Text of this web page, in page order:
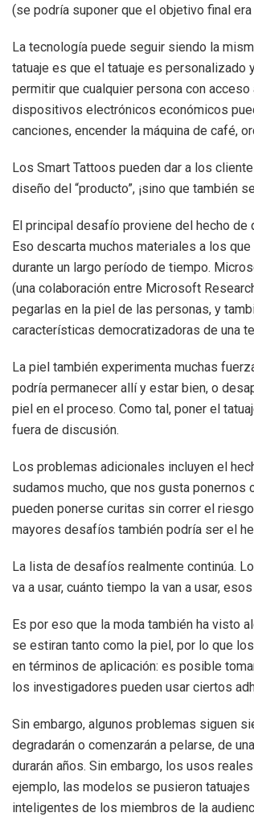
(se podría suponer que el objetivo final
La tecnología puede seguir siendo la
tatuaje es que el tatuaje es personalizado
permitir que cualquier persona con
dispositivos electrónicos económicos
canciones, encender la máquina de café,
Los Smart Tattoos pueden dar a los
diseño del “producto”, ¡sino que también
El principal desafío proviene del hecho
Eso descarta muchos materiales a los
durante un largo período de tiempo.
(una colaboración entre Microsoft
pegarlas en la piel de las personas, y
características democratizadoras de una
La piel también experimenta muchas
podría permanecer allí y estar bien, o
piel en el proceso. Como tal, poner el
fuera de discusión.
Los problemas adicionales incluyen el
sudamos mucho, que nos gusta
pueden ponerse curitas sin correr el
mayores desafíos también podría ser el
La lista de desafíos realmente continúa.
va a usar, cuánto tiempo la van a usar,
Es por eso que la moda también ha visto
se estiran tanto como la piel, por lo que
en términos de aplicación: es posible
los investigadores pueden usar ciertos
Sin embargo, algunos problemas siguen
degradarán o comenzarán a pelarse, de
durarán años. Sin embargo, los usos
ejemplo, las modelos se pusieron
inteligentes de los miembros de la